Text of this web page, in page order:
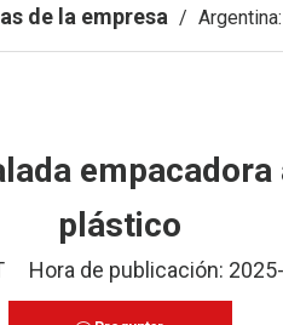
de la empresa /
plástico
Hora de publicación: